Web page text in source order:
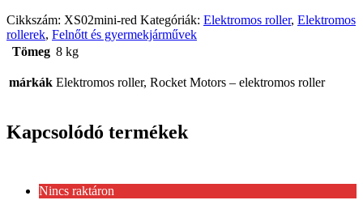
Cikkszám: XS02mini-red Kategóriák: Elektromos roller, Elektromos
rollerek, Felnőtt és gyermekjárművek
Tömeg 8 kg
márkák Elektromos roller, Rocket Motors – elektromos roller
Kapcsolódó termékek
Nincs raktáron